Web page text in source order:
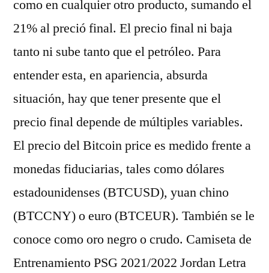
como en cualquier otro producto, sumando el
21% al preció final. El precio final ni baja
tanto ni sube tanto que el petróleo. Para
entender esta, en apariencia, absurda
situación, hay que tener presente que el
precio final depende de múltiples variables.
El precio del Bitcoin price es medido frente a
monedas fiduciarias, tales como dólares
estadounidenses (BTCUSD), yuan chino
(BTCCNY) o euro (BTCEUR). También se le
conoce como oro negro o crudo. Camiseta de
Entrenamiento PSG 2021/2022 Jordan Letra